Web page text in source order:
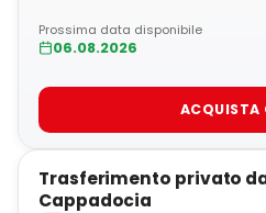
Prossima data disponibile
06.08.2026
ACQUISTA
OFFERTA SPECIALE
Trasferimento privato
Cappadocia